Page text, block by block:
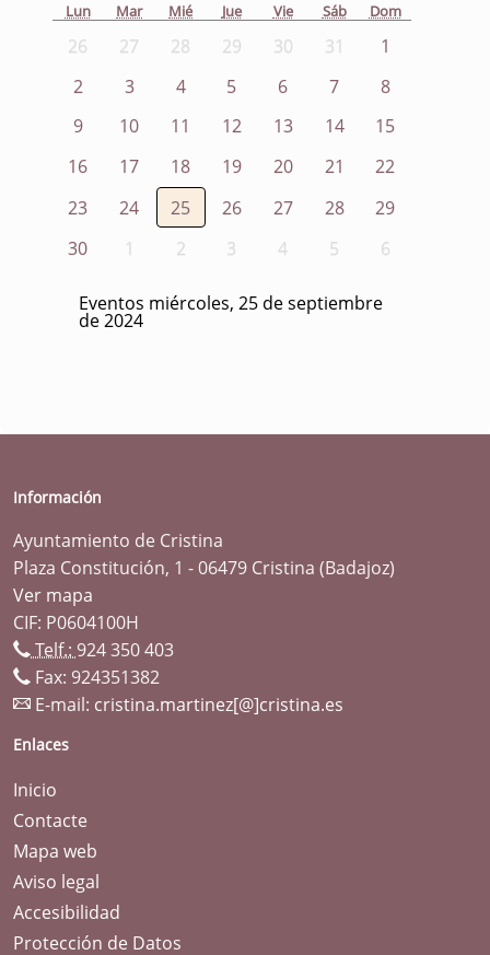
Lun Mar Mié Jue Vie Sáb Dom
26 27 28 29 30 31
1
2
3 4 5 6 7
8
9
10 11 12 13 14
15
16
17 18 19 20 21
22
23
24 25 26 27 28
29
30
1 2 3 4 5 6
Eventos miércoles, 25 de septiembre
de 2024
Información
Ayuntamiento de Cristina
Plaza Constitución, 1 - 06479 Cristina (Badajoz)
Ver mapa
CIF: P0604100H
Telf.: 924 350 403
Fax: 924351382
E-mail: cristina.martinez[@]cristina.es
Enlaces
Inicio
Contacte
Mapa web
Aviso legal
Accesibilidad
Protección de Datos